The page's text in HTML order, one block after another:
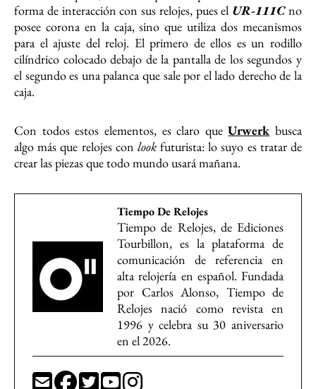
forma de interacción con sus relojes, pues el UR-111Cno
posee corona en la caja, sino que utiliza dos mecanismos
para el ajuste del reloj. El primero de ellos es un rodillo
cilíndrico colocado debajo de la pantalla de los segundos y
el segundo es una palanca que sale por el lado derecho de la
caja.
Con todos estos elementos, es claro queUrwerk busca
algo más que relojes con lookfuturista: lo suyo es tratar de
crear las piezas que todo mundo usará mañana.
Tiempo De Relojes
Tiempo de Relojes, de Ediciones
Tourbillon, es la plataforma de
comunicación de referencia en
alta relojería en español. Fundada
por Carlos Alonso, Tiempo de
Relojes nació como revista en
1996 y celebra su 30 aniversario
en el 2026.